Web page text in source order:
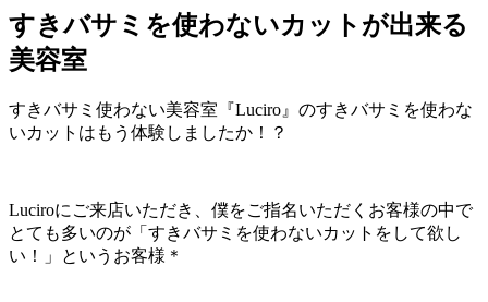
すきバサミを使わないカットが出来る
美容室
すきバサミ使わない美容室『Luciro』のすきバサミを使わな
いカットはもう体験しましたか！？
Luciroにご来店いただき、僕をご指名いただくお客様の中で
とても多いのが「すきバサミを使わないカットをして欲し
い！」というお客様＊